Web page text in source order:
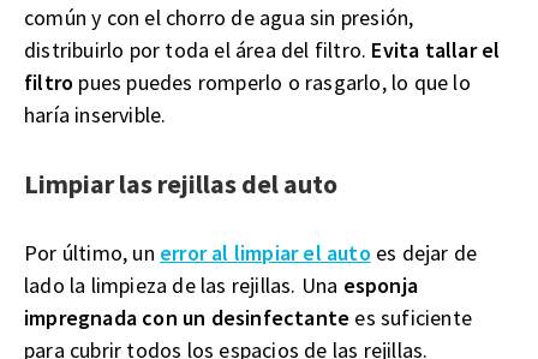
común y con el chorro de agua sin presión,
distribuirlo por toda el área del filtro. Evita tallar el
filtro pues puedes romperlo o rasgarlo, lo que lo
haría inservible.
Limpiar las rejillas del auto
Por último, un error al limpiar el autoes dejar de
lado la limpieza de las rejillas. Una esponja
impregnada con un desinfectante es suficiente
para cubrir todos los espacios de las rejillas.